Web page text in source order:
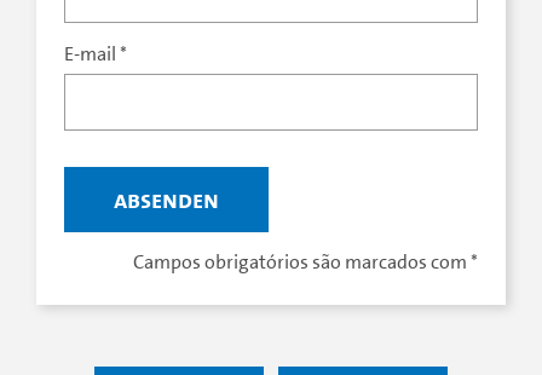
Campos obrigatórios são marcados com*
E-mail*